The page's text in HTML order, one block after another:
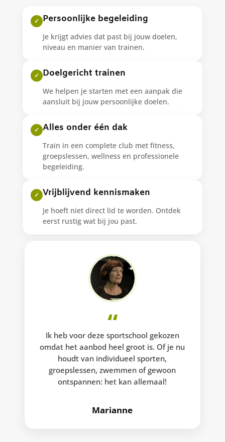
✓ Persoonlijke begeleiding
Je krijgt advies dat past bij jouw doelen,
niveau en manier van trainen.
✓ Doelgericht trainen
We helpen je starten met een aanpak die
aansluit bij jouw persoonlijke doelen.
✓ Alles onder één dak
Train in een complete club met fitness,
groepslessen, wellness en professionele
begeleiding.
✓ Vrijblijvend kennismaken
Je hoeft niet direct lid te worden. Ontdek
eerst rustig wat bij jou past.
“
Ik heb voor deze sportschool gekozen
omdat het aanbod heel groot is. Of je nu
houdt van individueel sporten,
groepslessen, zwemmen of gewoon
ontspannen: het kan allemaal!
Marianne